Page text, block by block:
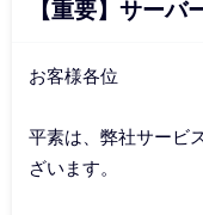
【重要】サー
お客様各位
平素は、弊社サービ
ざいます。